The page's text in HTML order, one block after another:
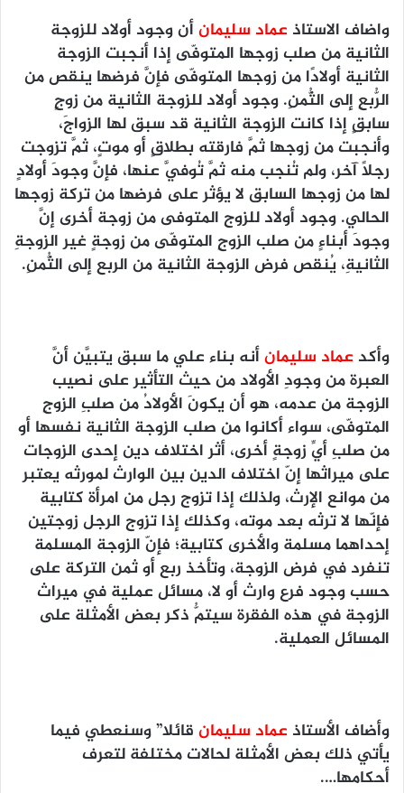
واضاف الاستاذ عماد سليمانأن وجود أولاد للزوجة
الثانية من صلب زوجها المتوفّى إذا أنجبت الزوجة
الثانية أولادًا من زوجها المتوفّى فإنَّ فرضها ينقص من
الرُّبعِ إلى الثُّمنِ. وجود أولاد للزوجة الثانية من زوجٍ
سابقٍ إذا كانت الزوجة الثانية قد سبق لها الزواجَ،
وأنجبت من زوجها ثمَّ فارقته بطلاقٍ أو موتٍ، ثمَّ تزوجت
رجلًا آخر، ولم تُنجب منه ثمَّ تُوفيَّ عنها، فإنَّ وجودَ أولادٍ
لها من زوجها السابق لا يؤثر على فرضها من تركة زوجها
الحالي. وجود أولاد للزوج المتوفى من زوجة أخرى إنَّ
وجودَ أبناءٍ من صلب الزوجِ المتوفّى من زوجةٍ غير الزوجةِ
الثانيةِ، يُنقص فرض الزوجة الثانية من الربع إلى الثُّمنِ.
وأكد عماد سليمانأنه بناء علي ما سبق يتبيَّن أنَّ
العبرة من وجودِ الأولاد من حيث التأثير على نصيب
الزوجة من عدمه، هو أن يكونَ الأولادُ من صلبِ الزوجِ
المتوفّى، سواء أكانوا من صلب الزوجة الثانية نفسها أو
من صلبِ أيِّ زوجةٍ أخرى، أثر اختلاف دين إحدى الزوجات
على ميراثها إنّ اختلاف الدين بين الوارث لمورثه يعتبر
من موانع الإرث، ولذلك إذا تزوج رجل من امرأة كتابية
فإنّها لا ترثه بعد موته، وكذلك إذا تزوج الرجل زوجتين
إحداهما مسلمة والأخرى كتابية؛ فإنّ الزوجة المسلمة
تنفرد في فرض الزوجة، وتأخذ ربع أو ثمن التركة على
حسب وجود فرع وارث أو لا، مسائل عملية في ميراث
الزوجة في هذه الفقرة سيتمُّ ذكر بعض الأمثلة على
المسائل العملية.
وأضاف الأستاذ عماد سليمان قائلا” وسنعطي فيما
يأتي ذلك بعض الأمثلة لحالات مختلفة لتعرف
أحكامها….